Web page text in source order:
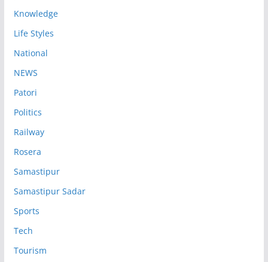
Knowledge
Life Styles
National
NEWS
Patori
Politics
Railway
Rosera
Samastipur
Samastipur Sadar
Sports
Tech
Tourism